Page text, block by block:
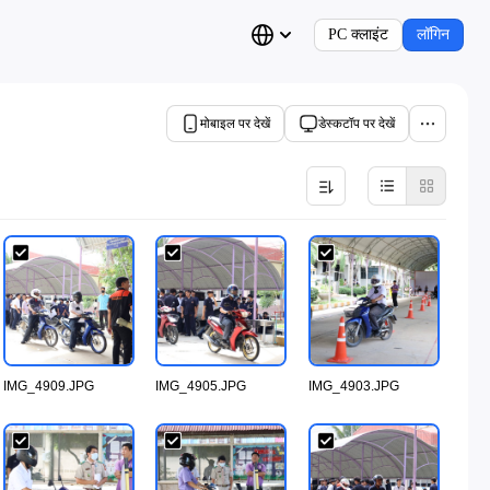
PC क्लाइंट लॉगिन
मोबाइल पर देखें डेस्कटॉप पर देखें
IMG_4909.JPG IMG_4905.JPG IMG_4903.JPG